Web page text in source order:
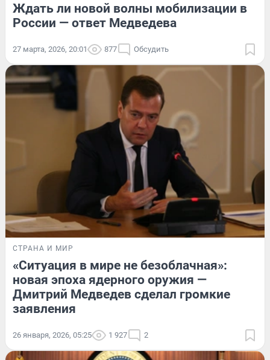
Ждать ли новой волны мобилизации в
России — ответ Медведева
27 марта, 2026, 20:01 877 Обсудить
СТРАНА И МИР
«Ситуация в мире не безоблачная»:
новая эпоха ядерного оружия —
Дмитрий Медведев сделал громкие
заявления
26 января, 2026, 05:25 1 927 2